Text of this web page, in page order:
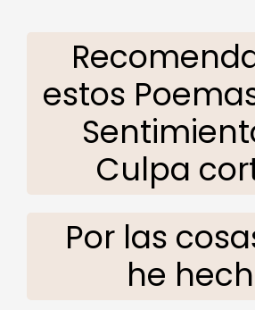
estos
Culpa
Por las
he